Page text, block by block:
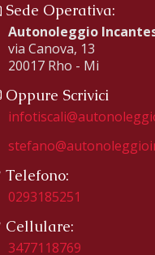
Sede Operativa:
Autonoleggio
via Canova, 13
20017 Rho - Mi
Oppure Scrivici
Telefono:
0293185251
Cellulare:
3477118769